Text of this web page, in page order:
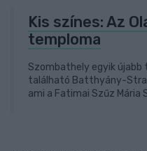
Kis színes: Az
temploma
Szombathely egyik újabb
található Batthyány-
ami a Fatimai Szűz